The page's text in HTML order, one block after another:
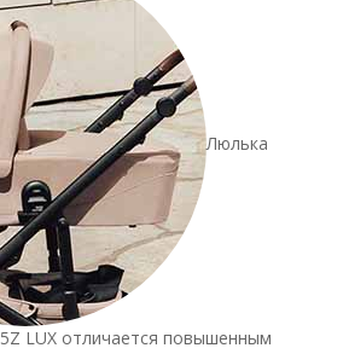
Люлька
LUX отличается повышенным